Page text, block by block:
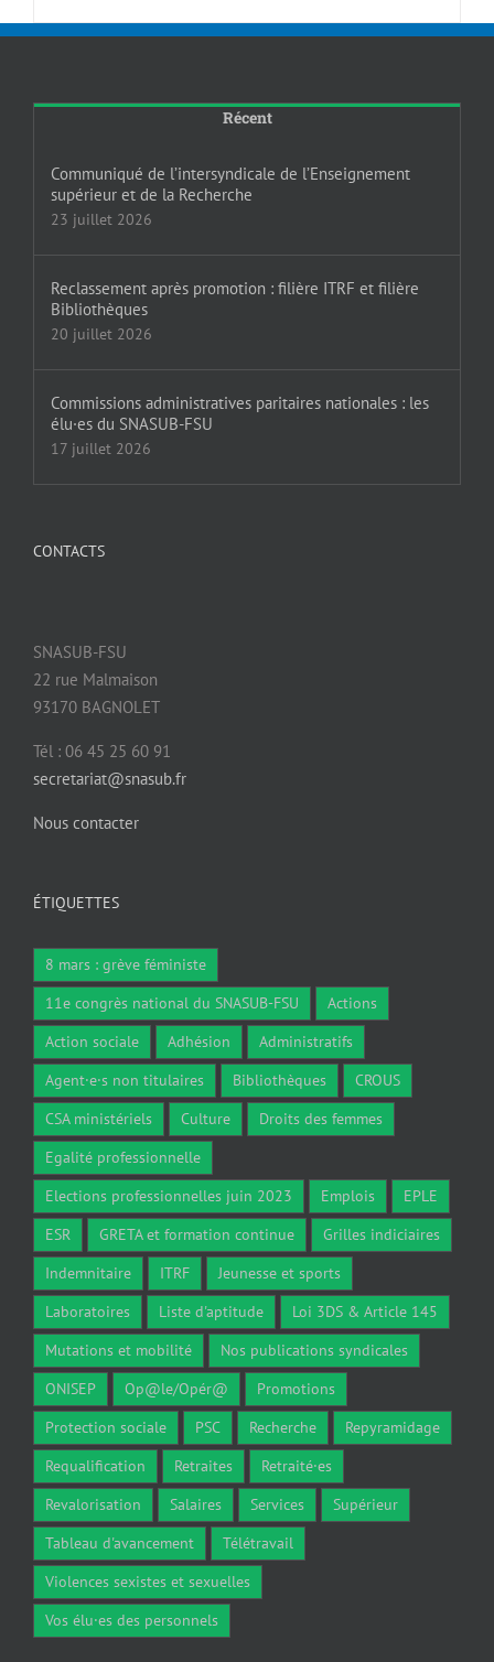
Récent
Communiqué de l’intersyndicale de l’Enseignement
supérieur et de la Recherche
23 juillet 2026
Reclassement après promotion : filière ITRF et filière
Bibliothèques
20 juillet 2026
Commissions administratives paritaires nationales : les
élu·es du SNASUB-FSU
17 juillet 2026
CONTACTS
SNASUB-FSU
22 rue Malmaison
93170 BAGNOLET
Tél : 06 45 25 60 91
secretariat@snasub.fr
Nous contacter
ÉTIQUETTES
8 mars : grève féministe
11e congrès national du SNASUB-FSU
Actions
Action sociale
Adhésion
Administratifs
Agent·e·s non titulaires
Bibliothèques
CROUS
CSA ministériels
Culture
Droits des femmes
Egalité professionnelle
Elections professionnelles juin 2023
Emplois
EPLE
ESR
GRETA et formation continue
Grilles indiciaires
Indemnitaire
ITRF
Jeunesse et sports
Laboratoires
Liste d'aptitude
Loi 3DS & Article 145
Mutations et mobilité
Nos publications syndicales
ONISEP
Op@le/Opér@
Promotions
Protection sociale
PSC Recherche
Repyramidage
Requalification
Retraites
Retraité·es
Revalorisation
Salaires Services
Supérieur
Tableau d'avancement
Télétravail
Violences sexistes et sexuelles
Vos élu·es des personnels